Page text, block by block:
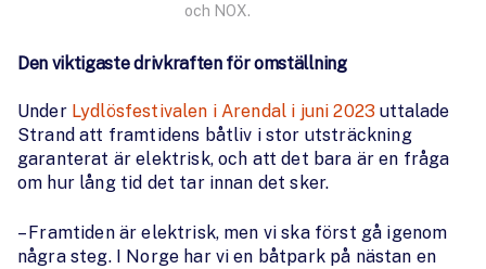
och NOX.
Den viktigaste drivkraften för omställning
Under Lydlösfestivalen i Arendal i juni 2023 uttalade
Strand att framtidens båtliv i stor utsträckning
garanterat är elektrisk, och att det bara är en fråga
om hur lång tid det tar innan det sker.
– Framtiden är elektrisk, men vi ska först gå igenom
några steg. I Norge har vi en båtpark på nästan en